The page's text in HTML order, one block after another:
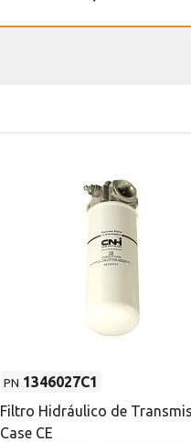
PN 1346027C1
Filtro Hidráulico de
Case CE